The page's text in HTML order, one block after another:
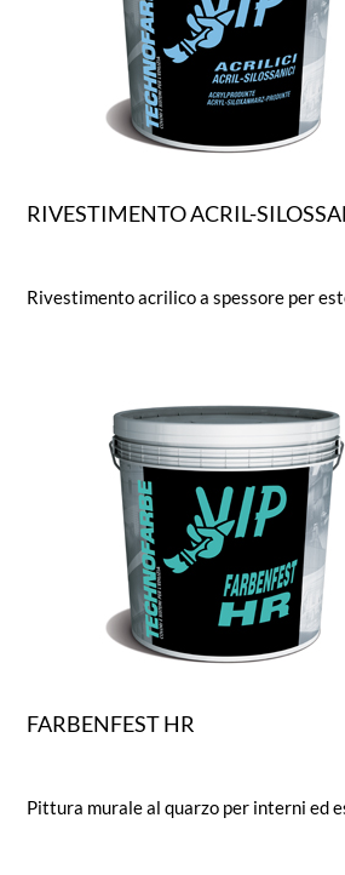
RIVESTIMENTO ACRIL-
FARBENFEST HR
Pittura murale al quarzo per interni ed